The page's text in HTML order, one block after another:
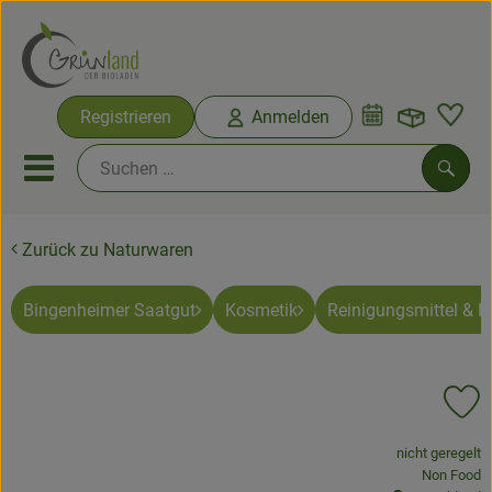
Registrieren Anmelden
Mobiles Menu öffnen oder
Ökokisten
Bio-Kochkisten
Zurück zu Naturwaren
Bingenheimer Saatgut Kosmetik Reinigungsmittel &
, Verband:
nicht geregelt
,Non Food